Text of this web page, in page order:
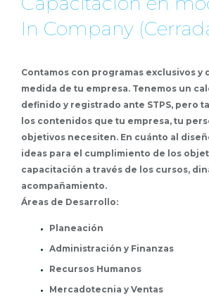
In Company
Contamos con programas exclusivos y
medida de tu empresa. Tenemos un
definido y registrado ante STPS, pero
los contenidos que tu empresa, tu
objetivos necesiten. En cuánto al
ideas para el cumplimiento de los
capacitación a través de los cursos,
acompañamiento.
Áreas de Desarrollo:
Planeación
Administración y Finanzas
Recursos Humanos
Mercadotecnia y Ventas